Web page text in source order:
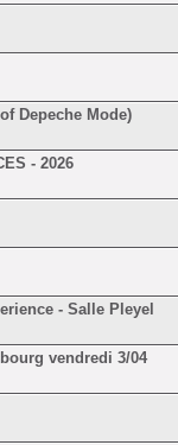
Depeche Mode)
- 2026
- Salle Pleyel
vendredi 3/04